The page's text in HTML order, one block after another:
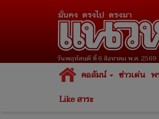
วันพฤหัสบดี ที่ 6 สิงหาคม พ.ศ. 2569
คอลัมน์ ข่าวเด่น พ
Like สาระ